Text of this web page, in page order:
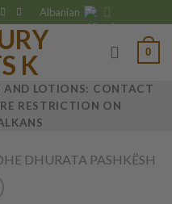
Albanian
0
AND LOTIONS: CONTACT
RESTRICTION ON
DHURATA PASHKËSH